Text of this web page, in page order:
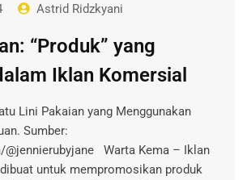
Astrid Ridzkyani
“Produk” yang
Iklan Komersial
Lini Pakaian yang Menggunakan
Sumber:
@jennierubyjane Warta Kema – Iklan
untuk mempromosikan produk